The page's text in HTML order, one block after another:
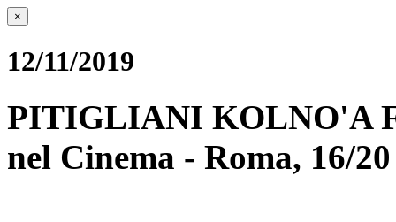
×
12/11/2019
PITIGLIANI KOLNO'A
nel Cinema - Roma, 16/